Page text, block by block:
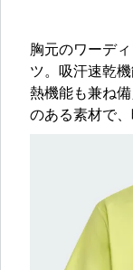
胸元のワーデ
ツ。吸汗速乾
熱機能も兼ね
のある素材で